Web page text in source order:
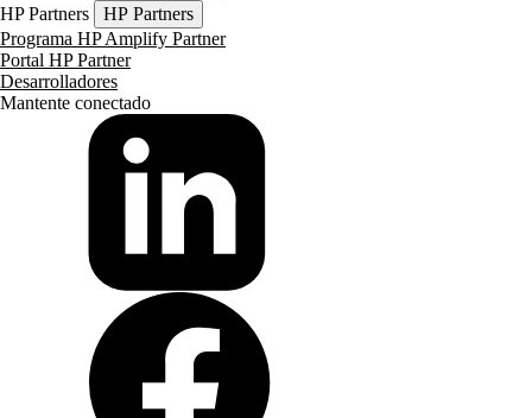
HP Partners
HP Partners
Programa HP Amplify Partner
Portal HP Partner
Desarrolladores
Mantente conectado